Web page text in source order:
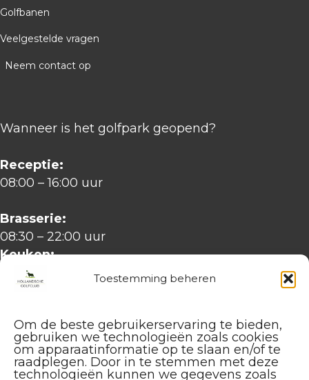
Toestemming beheren
Om de beste gebruikerservaring te bieden,
gebruiken we technologieën zoals cookies
om apparaatinformatie op te slaan en/of te
raadplegen. Door in te stemmen met deze
technologieën kunnen we gegevens zoals
Golfbanen
Veelgestelde vragen
Neem contact op
Wanneer is het golfpark geopend?
Receptie:
08:00 – 16:00 uur
Brasserie:
08:30 – 22:00 uur
Keuken:
11:00 – 21:00 uur
maandag t/m vrijdag:
08:00 – 21:30 uur
zaterdag, zondag: